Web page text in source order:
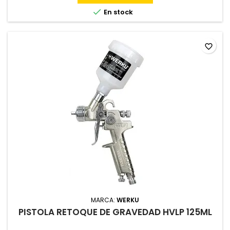
 En stock
MARCA: WERKU
PISTOLA RETOQUE DE GRAVEDAD HVLP 125ML
favorite_border